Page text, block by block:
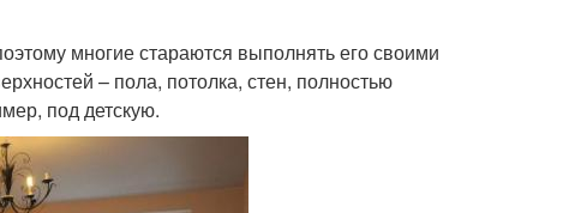
многие стараются выполнять его своими
– пола, потолка, стен, полностью
под детскую.